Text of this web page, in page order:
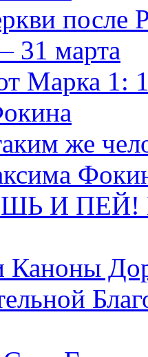
31 марта
Марка 1:
же
И ПЕЙ!
Каноны